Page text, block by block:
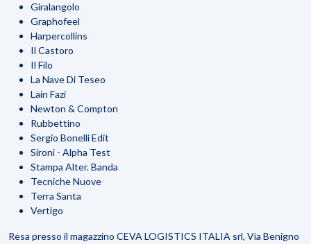
Giralangolo
Graphofeel
Harpercollins
Il Castoro
Il Filo
La Nave Di Teseo
Lain Fazi
Newton & Compton
Rubbettino
Sergio Bonelli Edit
Sironi - Alpha Test
Stampa Alter. Banda
Tecniche Nuove
Terra Santa
Vertigo
Resa presso il magazzino CEVA LOGISTICS ITALIA srl, Via Benigno